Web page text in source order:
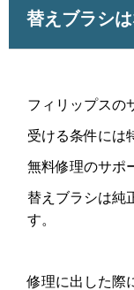
替えブラシ
フィリップスの
受ける条件には
無料修理のサポ
替えブラシは純
す。
修理に出した際